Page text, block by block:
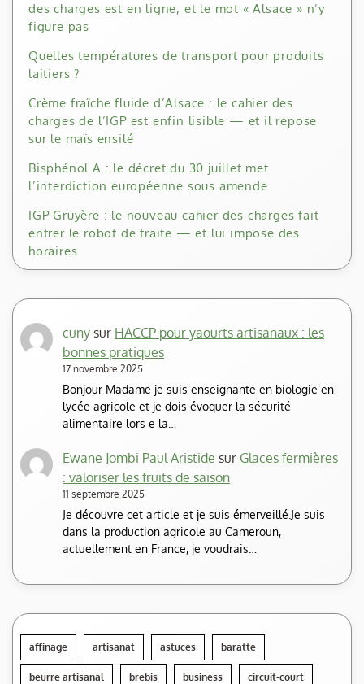
des charges est en ligne, et le mot « Alsace » n’y
figure pas
Quelles températures de transport pour produits
laitiers ?
Crème fraîche fluide d’Alsace : le cahier des
charges de l’IGP est enfin lisible — et il repose
sur le maïs ensilé
Bisphénol A : le décret du 30 juillet met
l’interdiction européenne sous amende
IGP Gruyère : le nouveau cahier des charges fait
entrer le robot de traite — et lui impose des
horaires
cuny sur HACCP pour yaourts artisanaux : les
bonnes pratiques
17 novembre 2025
Bonjour Madame je suis enseignante en biologie en
lycée agricole et je dois évoquer la sécurité
alimentaire lors e la…
Ewane Jombi Paul Aristide sur Glaces fermières
: valoriser les fruits de saison
11 septembre 2025
Je découvre cet article et je suis émerveillé.Je suis
dans la production agricole au Cameroun,
actuellement en France, je voudrais…
affinage artisanat astuces baratte
beurre artisanal brebis business circuit-court